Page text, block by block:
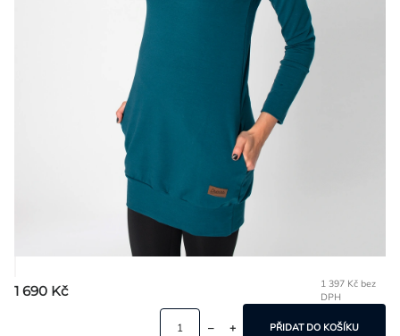
1 690 Kč
1 397 Kč bez
DPH
PŘIDAT DO KOŠÍKU